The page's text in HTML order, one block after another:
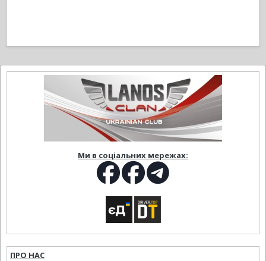
Ми в соціальних мережах:
ПРО НАС